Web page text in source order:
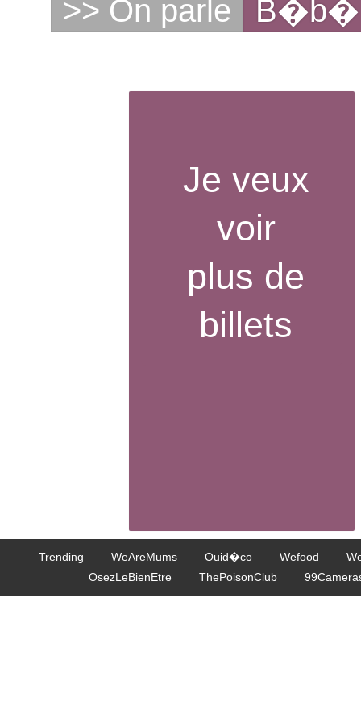
>> On parle B�b�
Je veux
voir
plus de
billets
Trending WeAreMums Ouid�co Wefood
OsezLeBienEtre
ThePoisonClub